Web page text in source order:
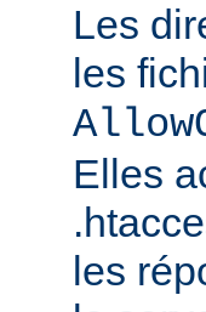
Les
les
Elles
les